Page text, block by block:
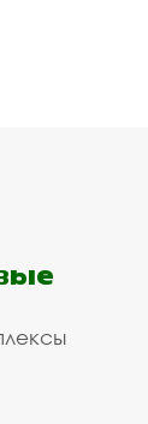
на
и
на тоннели